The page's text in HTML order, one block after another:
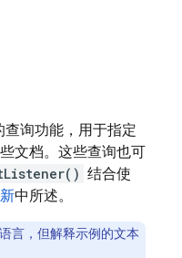
查询功能，用于指定
文档。这些查询也可
结合使
中所述。
言，但解释示例的文本